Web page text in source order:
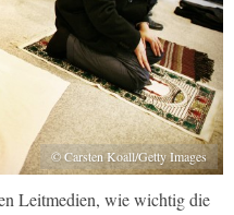
© Carsten Koall/Getty Images
Leitmedien, wie wichtig die